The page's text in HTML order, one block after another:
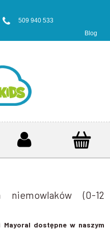
509 940 533
Blog
niemowlaków (0-12
dostępne w naszym